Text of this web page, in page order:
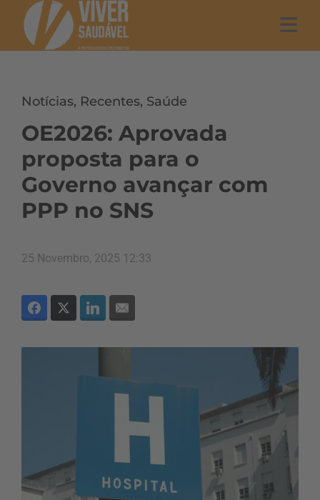
Notícias, Recentes, Saúde
OE2026: Aprovada
proposta para o
Governo avançar com
PPP no SNS
25 Novembro, 2025 12:33